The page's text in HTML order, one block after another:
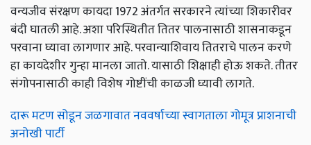
वन्यजीव संरक्षण कायदा 1972 अंतर्गत सरकारने त्यांच्या शिकारीवर
बंदी घातली आहे. अशा परिस्थितीत तितर पालनासाठी शासनाकडून
परवाना घ्यावा लागणार आहे. परवान्याशिवाय तितराचे पालन करणे
हा कायदेशीर गुन्हा मानला जातो. यासाठी शिक्षाही होऊ शकते. तीतर
संगोपनासाठी काही विशेष गोष्टींची काळजी घ्यावी लागते.
दारू मटण सोडून जळगावात नववर्षाच्या स्वागताला गोमूत्र प्राशनाची
अनोखी पार्टी